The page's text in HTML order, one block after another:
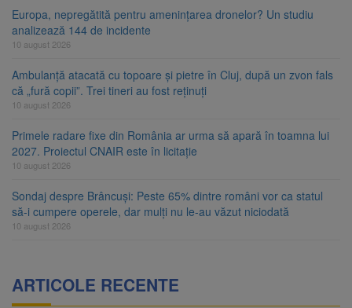
Europa, nepregătită pentru amenințarea dronelor? Un studiu
analizează 144 de incidente
10 august 2026
Ambulanță atacată cu topoare și pietre în Cluj, după un zvon fals
că „fură copii”. Trei tineri au fost reținuți
10 august 2026
Primele radare fixe din România ar urma să apară în toamna lui
2027. Proiectul CNAIR este în licitație
10 august 2026
Sondaj despre Brâncuși: Peste 65% dintre români vor ca statul
să-i cumpere operele, dar mulți nu le-au văzut niciodată
10 august 2026
ARTICOLE RECENTE